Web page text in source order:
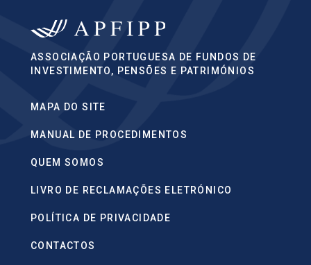
ASSOCIAÇÃO PORTUGUESA DE FUNDOS DE
INVESTIMENTO, PENSÕES E PATRIMÓNIOS
MAPA DO SITE
MANUAL DE PROCEDIMENTOS
QUEM SOMOS
LIVRO DE RECLAMAÇÕES ELETRÓNICO
POLÍTICA DE PRIVACIDADE
CONTACTOS